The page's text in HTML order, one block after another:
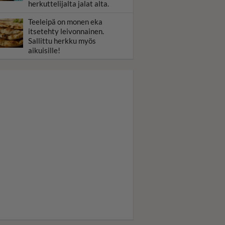
herkuttelijalta jalat alta.
Teeleipä on monen eka
itsetehty leivonnainen.
Sallittu herkku myös
aikuisille!